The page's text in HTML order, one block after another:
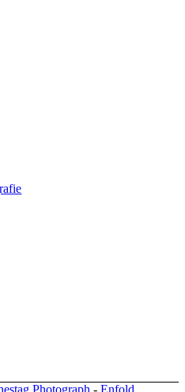
Photograph -Enfold